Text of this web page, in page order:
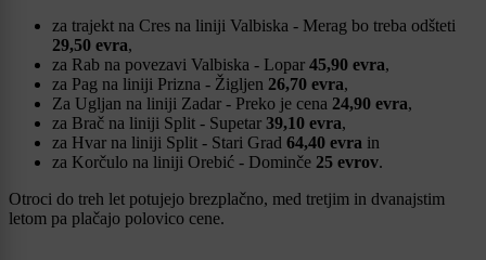
za trajekt na Cres na liniji Valbiska - Merag bo treba odšteti
29,50 evra,
za Rab na povezavi Valbiska - Lopar 45,90 evra,
za Pag na liniji Prizna - Žigljen 26,70 evra,
Za Ugljan na liniji Zadar - Preko je cena 24,90 evra,
za Brač na liniji Split - Supetar 39,10 evra,
za Hvar na liniji Split - Stari Grad 64,40 evra in
za Korčulo na liniji Orebić - Dominče 25 evrov.
Otroci do treh let potujejo brezplačno, med tretjim in dvanajstim
letom pa plačajo polovico cene.